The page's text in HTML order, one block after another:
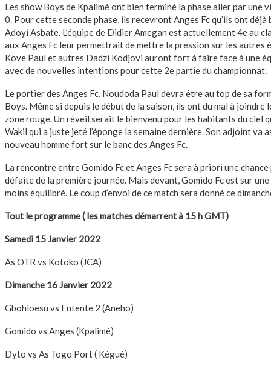
Les show Boys de Kpalimé ont bien terminé la phase aller par
0. Pour cette seconde phase, ils recevront Anges Fc qu’ils ont
Adoyi Asbate. L’équipe de Didier Amegan est actuellement 4e au
aux Anges Fc leur permettrait de mettre la pression sur les autres
Kove Paul et autres Dadzi Kodjovi auront fort à faire face à une
avec de nouvelles intentions pour cette 2e partie du championnat.
Le portier des Anges Fc, Noudoda Paul devra être au top de sa
Boys. Même si depuis le début de la saison, ils ont du mal à joindre
zone rouge. Un réveil serait le bienvenu pour les habitants du ciel
Wakil qui a juste jeté l’éponge la semaine dernière. Son adjoint va
nouveau homme fort sur le banc des Anges Fc.
La rencontre entre Gomido Fc et Anges Fc sera à priori une
défaite de la première journée. Mais devant, Gomido Fc est sur
moins équilibré. Le coup d’envoi de ce match sera donné ce
Tout le programme ( les matches démarrent à 15 h GMT)
Samedi 15 Janvier 2022
As OTR vs Kotoko (JCA)
Dimanche 16 Janvier 2022
Gbohloesu vs Entente 2 (Aneho)
Gomido vs Anges (Kpalimé)
Dyto vs As Togo Port ( Kégué)